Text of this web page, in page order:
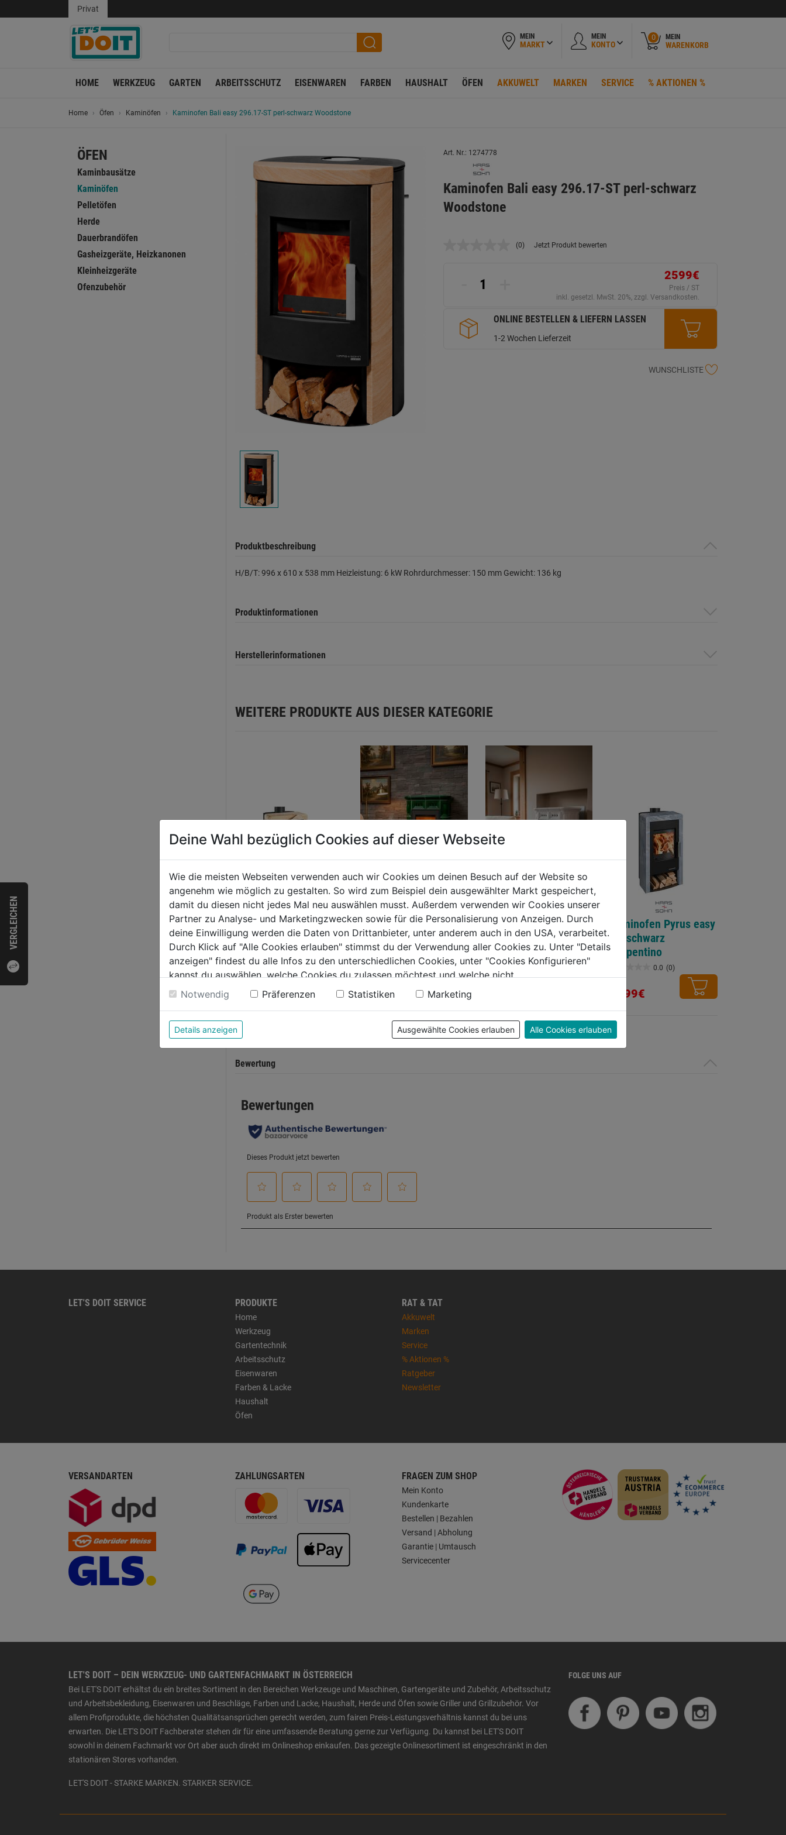
VERGLEICHEN
Privat
MEIN
MARKT
MEIN
KONTO
0 MEIN
WARENKORB
HOME WERKZEUG GARTEN ARBEITSSCHUTZ EISENWAREN FARBEN HAUSHALT ÖFEN AKKUWELT MARKEN SERVICE % AKTIONEN %
Home Öfen Kaminöfen Kaminofen Bali easy 296.17-ST perl-schwarz Woodstone
ÖFEN
Kaminbausätze
Kaminöfen
Pelletöfen
Herde
Dauerbrandöfen
Gasheizgeräte, Heizkanonen
Kleinheizgeräte
Ofenzubehör
Art. Nr.: 1274778
Kaminofen Bali easy 296.17-ST perl-schwarz
Woodstone
Kein
(0) Jetzt Produkt bewerten
2599€
Preis / ST
inkl. gesetzl. MwSt. 20%, zzgl. Versandkosten.
ONLINE BESTELLEN & LIEFERN LASSEN
1-2 Wochen Lieferzeit
WUNSCHLISTE
Produktbeschreibung
H/B/T: 996 x 610 x 538 mm Heizleistung: 6 kW Rohrdurchmesser: 150 mm Gewicht: 136 kg
Produktinformationen
Herstellerinformationen
WEITERE PRODUKTE AUS DIESER KATEGORIE
Kaminofen Pyrus easy
tiefschwarz
Woodstone
(0)
0.0
2699€
Kaminofen Treviso III
246.37
perlschwarz/grün
0.0 (0)
0.0
5
Sternen.
2699€
Kaminofen Treviso III
246.37
perlschwarz/elfenbein
0.0 (0)
0.0
Kaminofen Pyrus easy
tiefschwarz
Serpentino
0.0 (0)
2699€
Bewertung
LET'S DOIT SERVICE PRODUKTE
Home
Werkzeug
Gartentechnik
Arbeitsschutz
Eisenwaren
Farben & Lacke
Haushalt
Öfen
RAT & TAT
Akkuwelt
Marken
Service
% Aktionen %
Ratgeber
Newsletter
VERSANDARTEN ZAHLUNGSARTEN FRAGEN ZUM SHOP
Mein Konto
Kundenkarte
Bestellen | Bezahlen
Versand | Abholung
Garantie | Umtausch
Servicecenter
LET'S DOIT – DEIN WERKZEUG- UND GARTENFACHMARKT IN ÖSTERREICH
Bei LET'S DOIT erhältst du ein breites Sortiment in den Bereichen Werkzeuge und Maschinen, Gartengeräte und Zubehör, Arbeitsschutz
und Arbeitsbekleidung, Eisenwaren und Beschläge, Farben und Lacke, Haushalt, Herde und Öfen sowie Griller und Grillzubehör. Vor
allem Profiprodukte, die höchsten Qualitätsansprüchen gerecht werden, zum fairen Preis-Leistungsverhältnis kannst du bei uns
erwarten. Die LET'S DOIT Fachberater stehen dir für eine umfassende Beratung gerne zur Verfügung. Du kannst bei LET'S DOIT
sowohl in deinem Fachmarkt vor Ort aber auch direkt im Onlineshop einkaufen. Das gezeigte Onlinesortiment ist eingeschränkt in den
stationären Stores vorhanden.
LET'S DOIT - STARKE MARKEN. STARKER SERVICE.
FOLGE UNS AUF
Deine Wahl bezüglich Cookies auf dieser Webseite
Wie die meisten Webseiten verwenden auch wir Cookies um deinen Besuch auf der Website so
angenehm wie möglich zu gestalten. So wird zum Beispiel dein ausgewählter Markt gespeichert,
damit du diesen nicht jedes Mal neu auswählen musst. Außerdem verwenden wir Cookies unserer
Partner zu Analyse- und Marketingzwecken sowie für die Personalisierung von Anzeigen. Durch
deine Einwilligung werden die Daten von Drittanbieter, unter anderem auch in den USA, verarbeitet.
Durch Klick auf "Alle Cookies erlauben" stimmst du der Verwendung aller Cookies zu. Unter "Details
anzeigen" findest du alle Infos zu den unterschiedlichen Cookies, unter "Cookies Konfigurieren"
kannst du auswählen, welche Cookies du zulassen möchtest und welche nicht.
Weitere Informationen findest du in unserer Datenschutzerklärung
Notwendig Präferenzen Statistiken Marketing
Details anzeigen Ausgewählte Cookies erlauben Alle Cookies erlauben